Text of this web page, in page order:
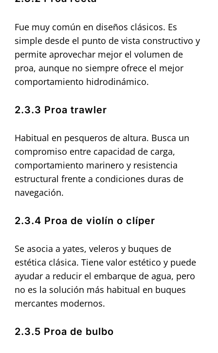
Fue muy común en diseños clásicos. Es
simple desde el punto de vista constructivo y
permite aprovechar mejor el volumen de
proa, aunque no siempre ofrece el mejor
comportamiento hidrodinámico.
2.3.3 Proa trawler
Habitual en pesqueros de altura. Busca un
compromiso entre capacidad de carga,
comportamiento marinero y resistencia
estructural frente a condiciones duras de
navegación.
2.3.4 Proa de violín o clíper
Se asocia a yates, veleros y buques de
estética clásica. Tiene valor estético y puede
ayudar a reducir el embarque de agua, pero
no es la solución más habitual en buques
mercantes modernos.
2.3.5 Proa de bulbo